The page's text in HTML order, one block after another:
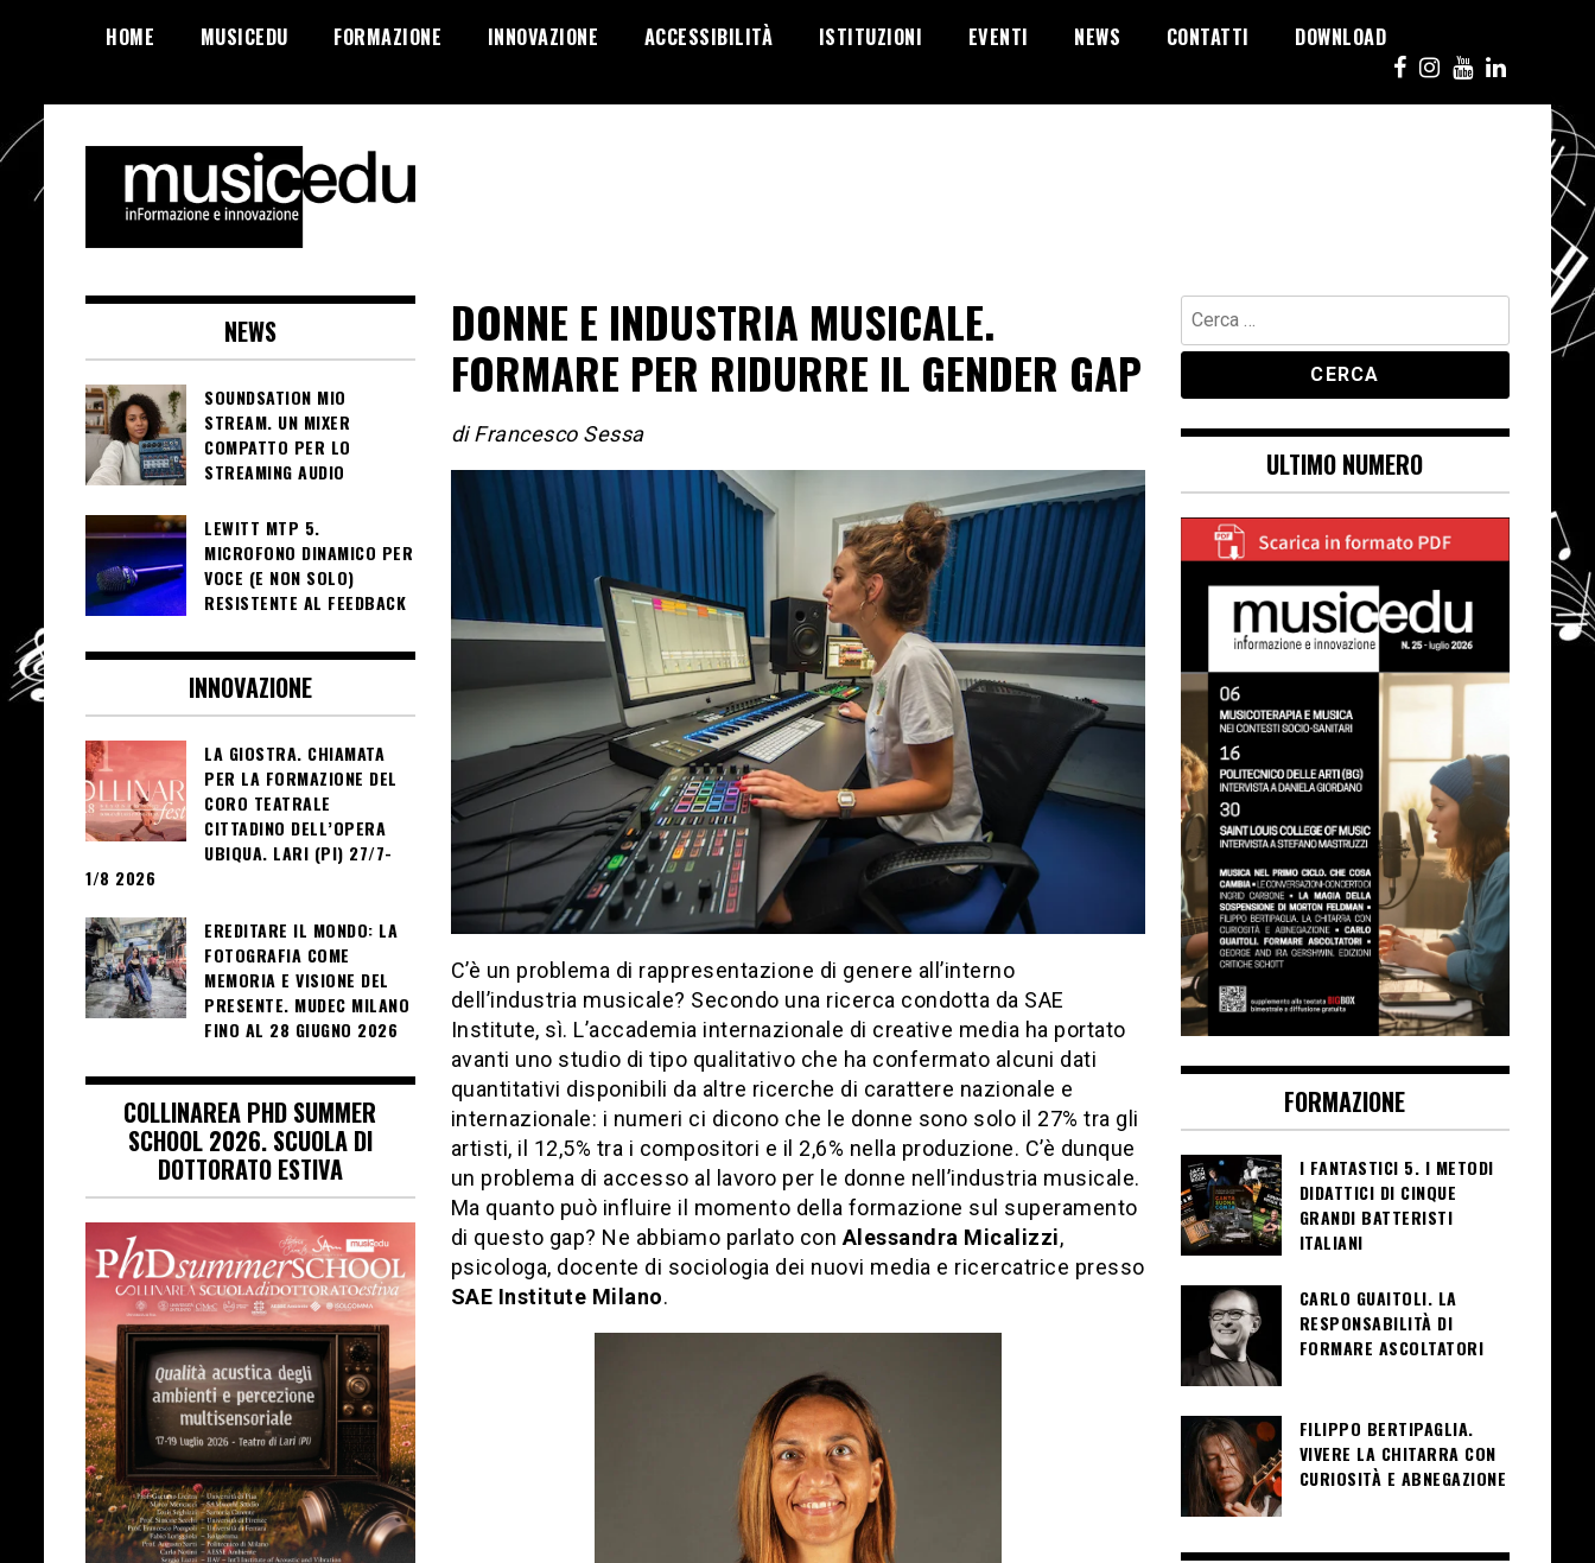
HOME MUSICEDU FORMAZIONE INNOVAZIONE ACCESSIBILITÀ ISTITUZIONI EVENTI NEWS CONTATTI DOWNLOAD
DONNE E INDUSTRIA MUSICALE.
FORMARE PER RIDURRE IL GENDER GAP
di Francesco Sessa
C’è un problema di rappresentazione di genere all’interno
dell’industria musicale? Secondo una ricerca condotta da SAE
Institute, sì. L’accademia internazionale di creative media ha portato
avanti uno studio di tipo qualitativo che ha confermato alcuni dati
quantitativi disponibili da altre ricerche di carattere nazionale e
internazionale: i numeri ci dicono che le donne sono solo il 27% tra gli
artisti, il 12,5% tra i compositori e il 2,6% nella produzione. C’è dunque
un problema di accesso al lavoro per le donne nell’industria musicale.
Ma quanto può influire il momento della formazione sul superamento
di questo gap? Ne abbiamo parlato con Alessandra Micalizzi,
psicologa, docente di sociologia dei nuovi media e ricercatrice presso
SAE Institute Milano.
NEWS
SOUNDSATION MIO
STREAM. UN MIXER
COMPATTO PER LO
STREAMING AUDIO
LEWITT MTP 5.
MICROFONO DINAMICO PER
VOCE (E NON SOLO)
RESISTENTE AL FEEDBACK
INNOVAZIONE
LA GIOSTRA. CHIAMATA
PER LA FORMAZIONE DEL
CORO TEATRALE
CITTADINO DELL’OPERA
UBIQUA. LARI (PI) 27/7-
1/8 2026
EREDITARE IL MONDO: LA
FOTOGRAFIA COME
MEMORIA E VISIONE DEL
PRESENTE. MUDEC MILANO
FINO AL 28 GIUGNO 2026
COLLINAREA PHD SUMMER
SCHOOL 2026. SCUOLA DI
DOTTORATO ESTIVA
Ricerca
per:
ULTIMO NUMERO
FORMAZIONE
I FANTASTICI 5. I METODI
DIDATTICI DI CINQUE
GRANDI BATTERISTI
ITALIANI
CARLO GUAITOLI. LA
RESPONSABILITÀ DI
FORMARE ASCOLTATORI
FILIPPO BERTIPAGLIA.
VIVERE LA CHITARRA CON
CURIOSITÀ E ABNEGAZIONE